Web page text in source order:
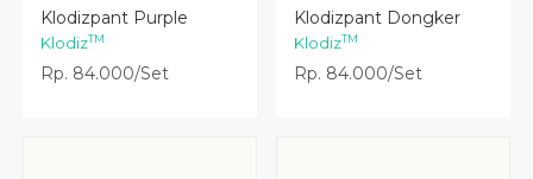
Lihat Detail
Klodizpant Purple
KlodizTM
Rp. 84.000/Set
Lihat Detail
Klodizpant Dongker
KlodizTM
Rp. 84.000/Set